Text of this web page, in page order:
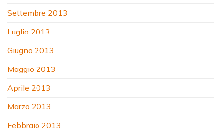
Settembre 2013
Luglio 2013
Giugno 2013
Maggio 2013
Aprile 2013
Marzo 2013
Febbraio 2013